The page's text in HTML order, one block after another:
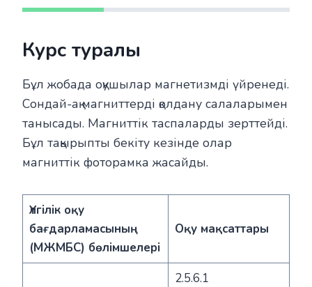
Курс туралы
Бұл жобада оқушылар магнетизмді үйренеді.
Сондай-ақ магниттерді қолдану салаларымен
танысады. Магниттік таспаларды зерттейді.
Бұл тақырыпты бекіту кезінде олар
магниттік фоторамка жасайды.
Үлгілік оқу
бағдарламасының
(МЖМБС) бөлімшелері
Оқу мақсаттары
2.5.6.1